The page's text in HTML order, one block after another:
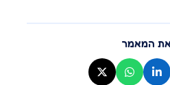
המאמר